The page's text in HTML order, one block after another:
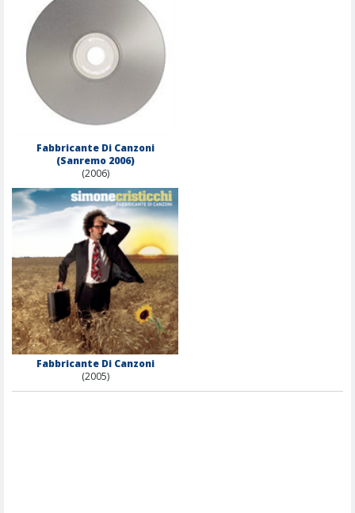
Fabbricante Di Canzoni
(Sanremo 2006)
(2006)
Fabbricante Di Canzoni
(2005)